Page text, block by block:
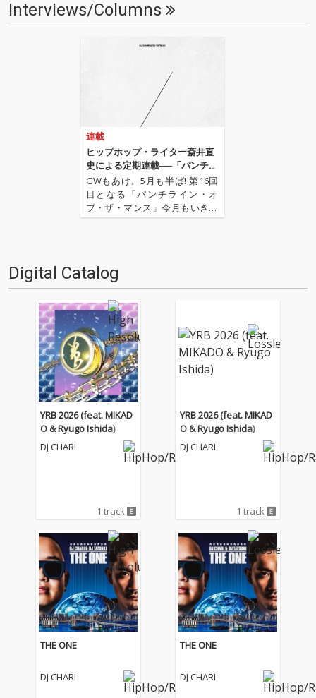
Interviews/Columns
連載
ヒップホップ・ライター斎井直
史による定期連載──「パンチラ
イン・オブ・ザ・マンス」 第16
回
GWもあけ、5月も半ば! 第16回
目となる「パンチライン・オ
ブ・ザ・マンス」今月もいきま
すよ! 先月は初の映画特集という
今月は、日本ではまだあまり耳
慣れない“Type …
Digital Catalog
YRB 2026 (feat. MIKAD
O & Ryugo Ishida)
DJ CHARI
1 track
YRB 2026 (feat. MIKAD
O & Ryugo Ishida)
DJ CHARI
1 track
THE ONE
DJ CHARI
THE ONE
DJ CHARI